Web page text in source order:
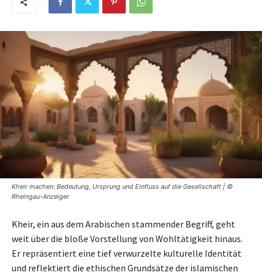
Kheir machen: Bedeutung, Ursprung und Einfluss auf die Gesellschaft | ©
Rheingau-Anzeiger
Kheir, ein aus dem Arabischen stammender Begriff, geht
weit über die bloße Vorstellung von Wohltätigkeit hinaus.
Er repräsentiert eine tief verwurzelte kulturelle Identität
und reflektiert die ethischen Grundsätze der islamischen